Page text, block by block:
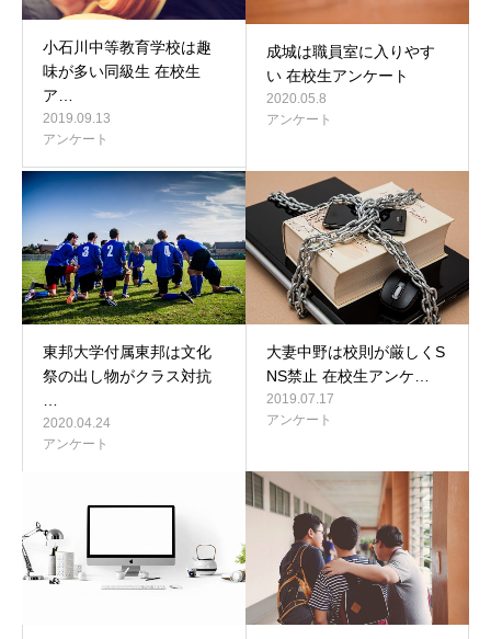
小石川中等教育学校は趣
味が多い同級生 在校生
ア…
2019.09.13
アンケート
成城は職員室に入りやす
い 在校生アンケート
2020.05.8
アンケート
東邦大学付属東邦は文化
祭の出し物がクラス対抗
2020.04.24
アンケート
大妻中野は校則が厳しくS
NS禁止 在校生アンケ…
2019.07.17
アンケート